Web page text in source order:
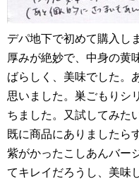
デパ地下で初めて購入し
厚みが絶妙で、中身の黄
ばらしく、美味でした。
思いました。巣ごもりシ
ちました。又試してみた
既に商品にありましたら
紫がかったこしあんバー
てキレイだろうし、美味